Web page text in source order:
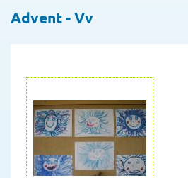
Advent - Vv